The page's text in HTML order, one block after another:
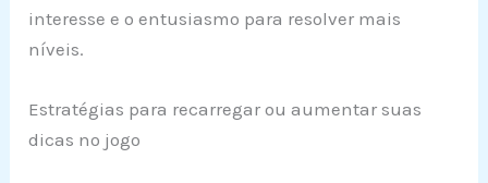
interesse e o entusiasmo para resolver mais
níveis.
Estratégias para recarregar ou aumentar suas
dicas no jogo